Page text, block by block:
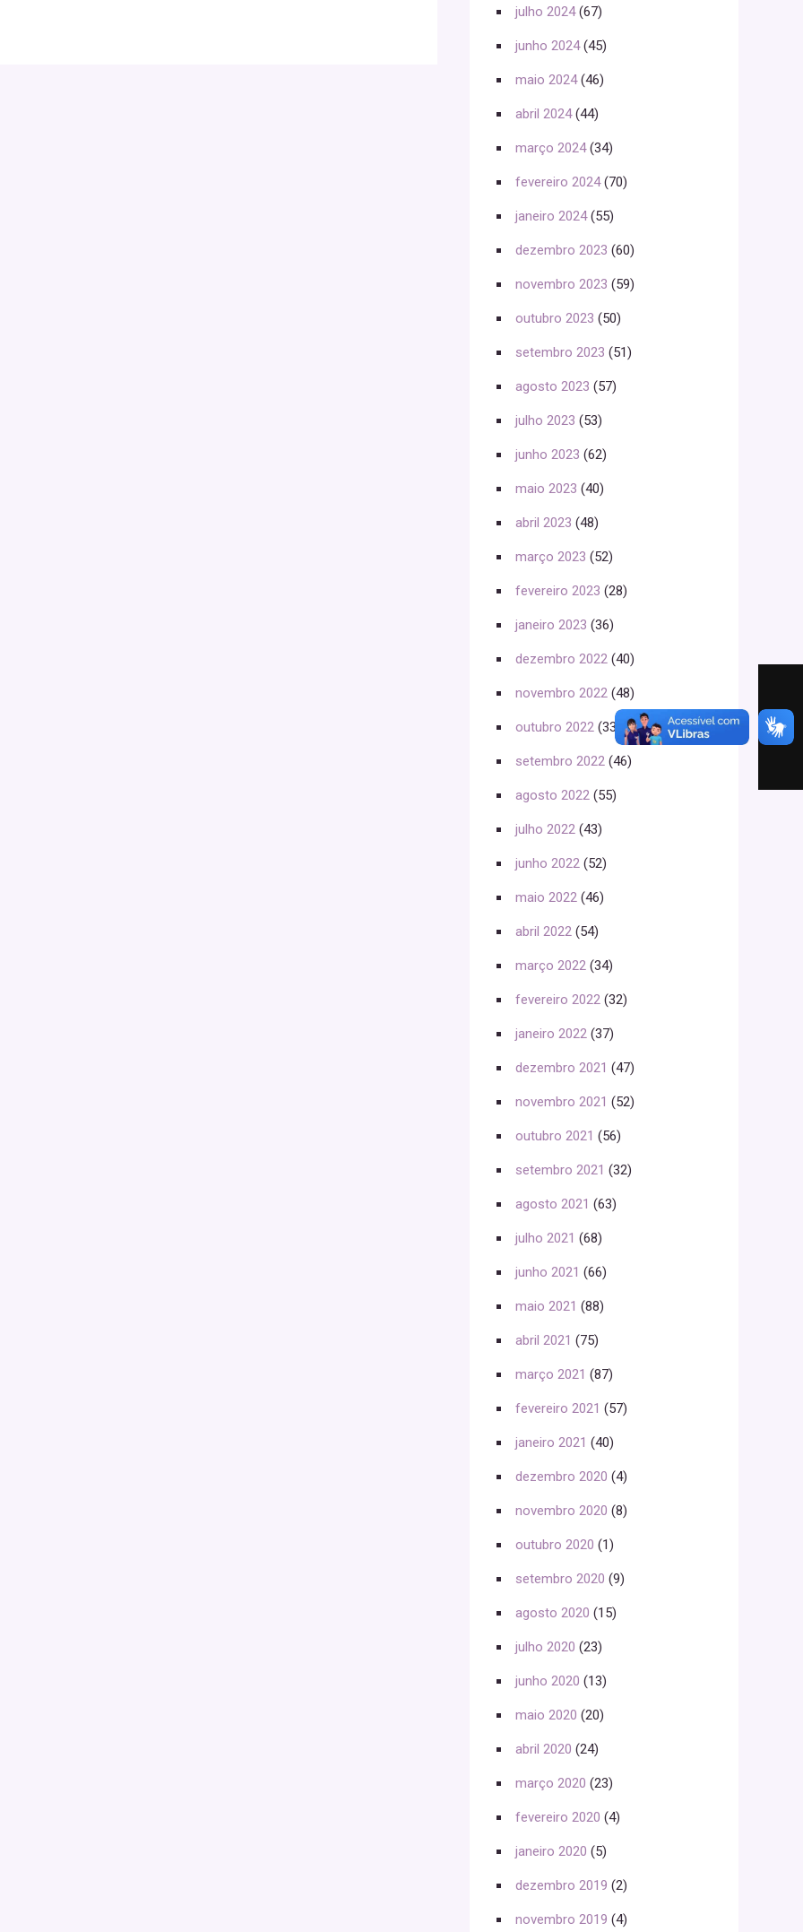
julho 2024(67)
junho 2024(45)
maio 2024(46)
abril 2024(44)
março 2024(34)
fevereiro 2024(70)
janeiro 2024(55)
dezembro 2023 (60)
novembro 2023 (59)
outubro 2023 (50)
setembro 2023 (51)
agosto 2023 (57)
julho 2023 (53)
junho 2023 (62)
maio 2023 (40)
abril 2023 (48)
março 2023 (52)
fevereiro 2023 (28)
janeiro 2023 (36)
dezembro 2022 (40)
novembro 2022 (48)
outubro 2022 (33)
setembro 2022 (46)
agosto 2022 (55)
julho 2022 (43)
junho 2022 (52)
maio 2022 (46)
abril 2022 (54)
março 2022 (34)
fevereiro 2022 (32)
janeiro 2022 (37)
dezembro 2021 (47)
novembro 2021 (52)
outubro 2021 (56)
setembro 2021 (32)
agosto 2021 (63)
julho 2021 (68)
junho 2021 (66)
maio 2021 (88)
abril 2021 (75)
março 2021 (87)
fevereiro 2021 (57)
janeiro 2021 (40)
dezembro 2020 (4)
novembro 2020 (8)
outubro 2020 (1)
setembro 2020 (9)
agosto 2020 (15)
julho 2020 (23)
junho 2020 (13)
maio 2020 (20)
abril 2020 (24)
março 2020 (23)
fevereiro 2020 (4)
janeiro 2020 (5)
dezembro 2019 (2)
novembro 2019 (4)